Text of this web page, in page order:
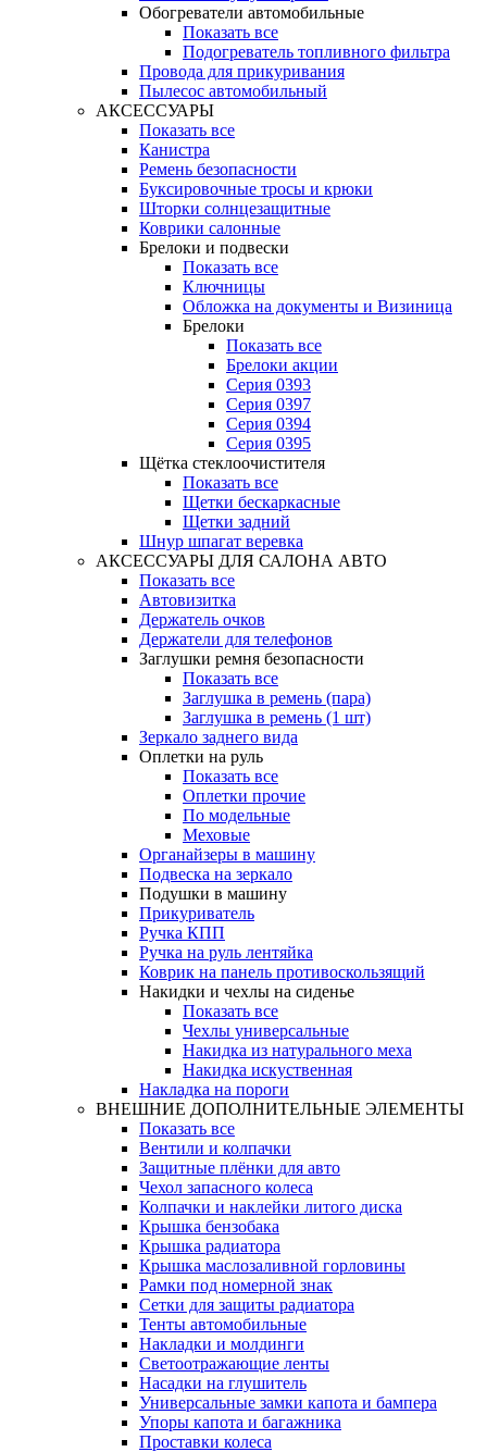
Обогреватели автомобильные
Показать все
Подогреватель топливного фильтра
Провода для прикуривания
Пылесос автомобильный
АКСЕССУАРЫ
Показать все
Канистра
Ремень безопасности
Буксировочные тросы и крюки
Шторки солнцезащитные
Коврики салонные
Брелоки и подвески
Показать все
Ключницы
Обложка на документы и Визиница
Брелоки
Показать все
Брелоки акции
Серия 0393
Серия 0397
Серия 0394
Серия 0395
Щётка стеклоочистителя
Показать все
Щетки бескаркасные
Щетки задний
Шнур шпагат веревка
АКСЕССУАРЫ ДЛЯ САЛОНА АВТО
Показать все
Автовизитка
Держатель очков
Держатели для телефонов
Заглушки ремня безопасности
Показать все
Заглушка в ремень (пара)
Заглушка в ремень (1 шт)
Зеркало заднего вида
Оплетки на руль
Показать все
Оплетки прочиe
По модельные
Меховые
Органайзеры в машину
Подвеска на зеркало
Подушки в машину
Прикуриватель
Ручка КПП
Ручка на руль лентяйка
Коврик на панель противоскользящий
Накидки и чехлы на сиденье
Показать все
Чехлы универсальные
Накидка из натурального меха
Накидка искуственная
Накладка на пороги
ВНЕШНИЕ ДОПОЛНИТЕЛЬНЫЕ ЭЛЕМЕНТЫ
Показать все
Вентили и колпачки
Защитные плёнки для авто
Чехол запасного колеса
Колпачки и наклейки литого диска
Крышка бензобака
Крышка радиатора
Крышка маслозаливной горловины
Рамки под номерной знак
Сетки для защиты радиатора
Тенты автомобильные
Накладки и молдинги
Светоотражающие ленты
Насадки на глушитель
Универсальные замки капота и бампера
Упоры капота и багажника
Проставки колеса